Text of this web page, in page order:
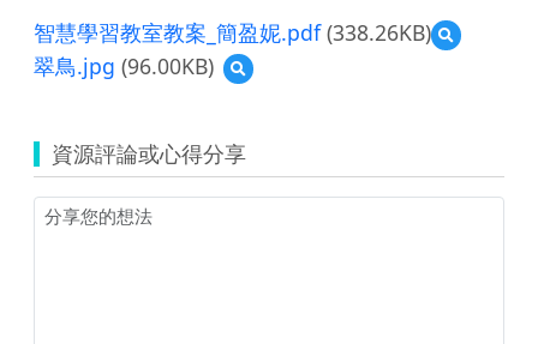
智慧學習教室教案_簡盈妮.pdf(338.26KB)
預
覽
室
翠鳥.jpg (96.00KB)
預
覽
資源評論或心得分享